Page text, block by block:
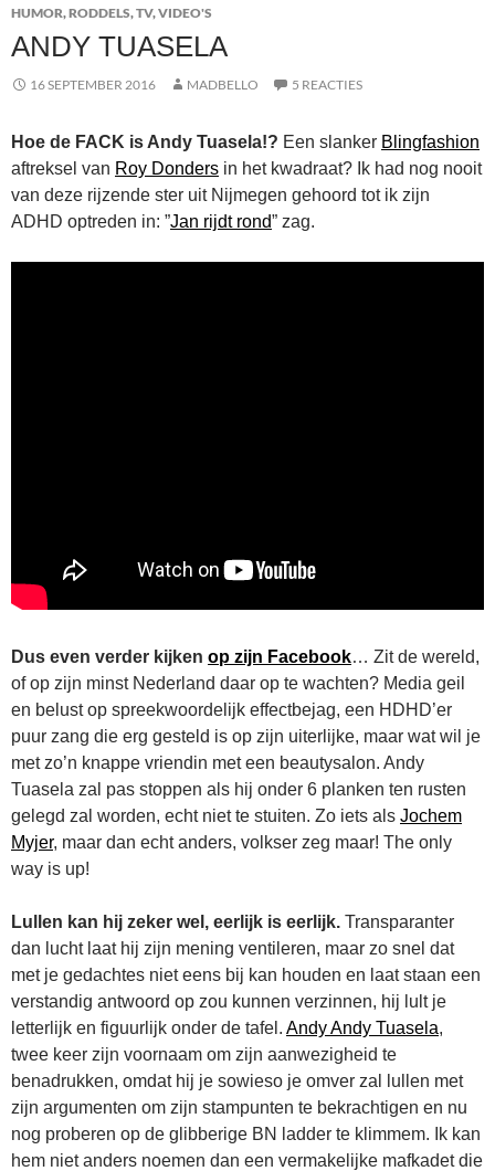
HUMOR,RODDELS,TV,VIDEO'S
ANDY TUASELA
16 SEPTEMBER 2016 MADBELLO 5 REACTIES
Hoe de FACK is Andy Tuasela!? Een slanker Blingfashion
aftreksel van Roy Donders in het kwadraat? Ik had nog nooit
van deze rijzende ster uit Nijmegen gehoord tot ik zijn
ADHD optreden in: ”Jan rijdt rond” zag.
Dus even verder kijken op zijn Facebook… Zit de wereld,
of op zijn minst Nederland daar op te wachten? Media geil
en belust op spreekwoordelijk effectbejag, een HDHD’er
puur zang die erg gesteld is op zijn uiterlijke, maar wat wil je
met zo’n knappe vriendin met een beautysalon. Andy
Tuasela zal pas stoppen als hij onder 6 planken ten rusten
gelegd zal worden, echt niet te stuiten. Zo iets als Jochem
Myjer, maar dan echt anders, volkser zeg maar! The only
way is up!
Lullen kan hij zeker wel, eerlijk is eerlijk. Transparanter
dan lucht laat hij zijn mening ventileren, maar zo snel dat
met je gedachtes niet eens bij kan houden en laat staan een
verstandig antwoord op zou kunnen verzinnen, hij lult je
letterlijk en figuurlijk onder de tafel. Andy Andy Tuasela,
twee keer zijn voornaam om zijn aanwezigheid te
benadrukken, omdat hij je sowieso je omver zal lullen met
zijn argumenten om zijn stampunten te bekrachtigen en nu
nog proberen op de glibberige BN ladder te klimmem. Ik kan
hem niet anders noemen dan een vermakelijke mafkadet die